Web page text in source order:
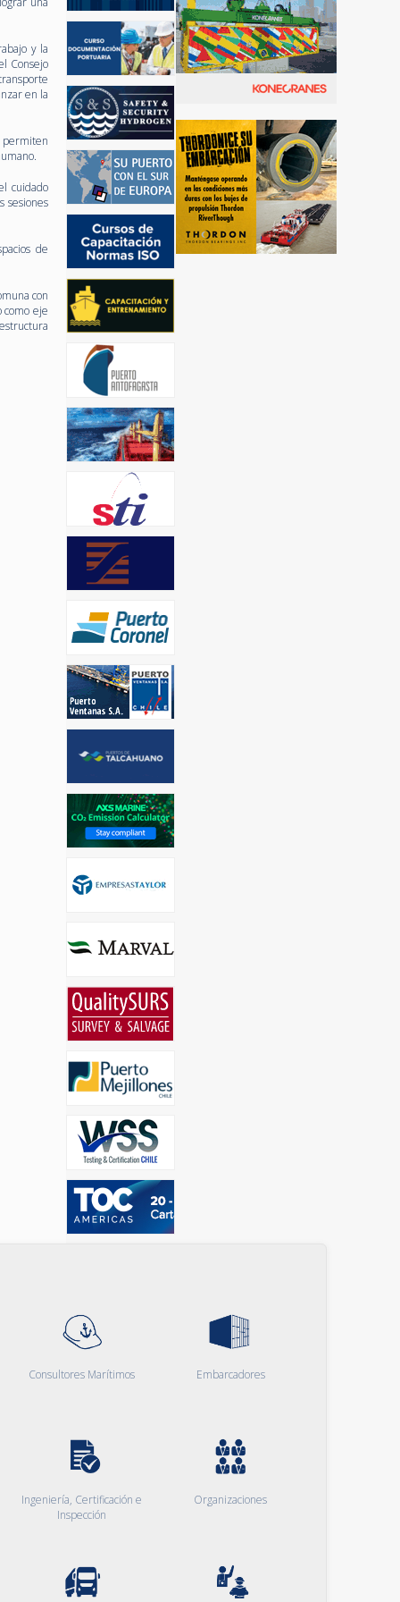
y la
Consejo
en la
permiten
cuidado
sesiones
de
con
como eje
Consultores Marítimos Embarcadores
Ingeniería, Certificación e
Inspección
Organizaciones